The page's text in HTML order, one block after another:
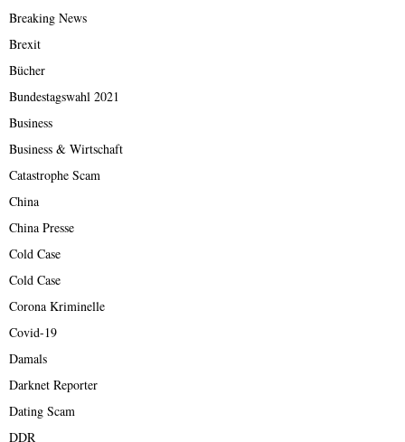
Breaking News
Brexit
Bücher
Bundestagswahl 2021
Business
Business & Wirtschaft
Catastrophe Scam
China
China Presse
Cold Case
Cold Case
Corona Kriminelle
Covid-19
Damals
Darknet Reporter
Dating Scam
DDR